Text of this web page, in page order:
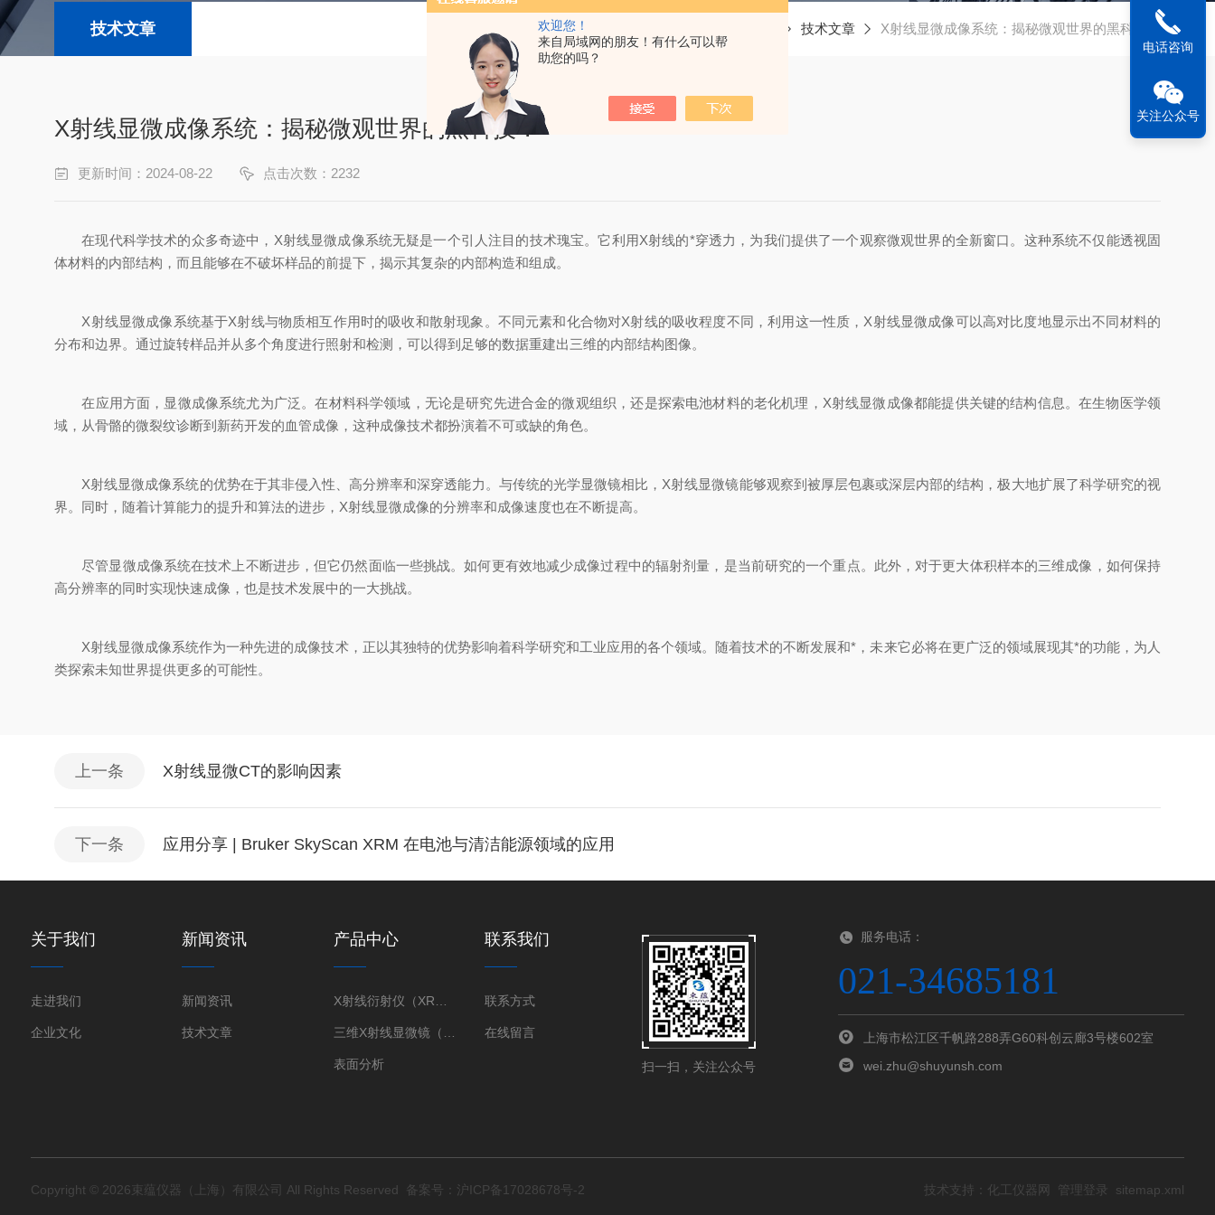
欢迎您！
来自局域网的朋友！有什么可以帮
助您的吗？
技术文章 技术文章 X射线显微成像系统：揭秘微观世界的黑科技？
X射线显微成像系统：揭秘微观世界的黑科技？
更新时间：2024-08-22 点击次数：2232
在现代科学技术的众多奇迹中，X射线显微成像系统无疑是一个引人注目的技术瑰宝。它利用X射线的*穿透力，为我们提供了一个观察微观世界的全新窗口。这种系统不仅能透视固
体材料的内部结构，而且能够在不破坏样品的前提下，揭示其复杂的内部构造和组成。
X射线显微成像系统基于X射线与物质相互作用时的吸收和散射现象。不同元素和化合物对X射线的吸收程度不同，利用这一性质，X射线显微成像可以高对比度地显示出不同材料的
分布和边界。通过旋转样品并从多个角度进行照射和检测，可以得到足够的数据重建出三维的内部结构图像。
在应用方面，显微成像系统尤为广泛。在材料科学领域，无论是研究先进合金的微观组织，还是探索电池材料的老化机理，X射线显微成像都能提供关键的结构信息。在生物医学领
域，从骨骼的微裂纹诊断到新药开发的血管成像，这种成像技术都扮演着不可或缺的角色。
X射线显微成像系统的优势在于其非侵入性、高分辨率和深穿透能力。与传统的光学显微镜相比，X射线显微镜能够观察到被厚层包裹或深层内部的结构，极大地扩展了科学研究的视
界。同时，随着计算能力的提升和算法的进步，X射线显微成像的分辨率和成像速度也在不断提高。
尽管显微成像系统在技术上不断进步，但它仍然面临一些挑战。如何更有效地减少成像过程中的辐射剂量，是当前研究的一个重点。此外，对于更大体积样本的三维成像，如何保持
高分辨率的同时实现快速成像，也是技术发展中的一大挑战。
X射线显微成像系统作为一种先进的成像技术，正以其独特的优势影响着科学研究和工业应用的各个领域。随着技术的不断发展和*，未来它必将在更广泛的领域展现其*的功能，为人
类探索未知世界提供更多的可能性。
上一条 X射线显微CT的影响因素
下一条 应用分享 | Bruker SkyScan XRM 在电池与清洁能源领域的应用
关于我们
走进我们
企业文化
新闻资讯
新闻资讯
技术文章
产品中心
表面分析
联系我们
联系方式
在线留言
扫一扫，关注公众号
服务电话：
021-34685181
上海市松江区千帆路288弄G60科创云廊3号楼602室
wei.zhu@shuyunsh.com
Copyright © 2026束蕴仪器（上海）有限公司 All Rights Reserved 备案号：沪ICP备17028678号-2 技术支持： 化工仪器网 管理登录 sitemap.xml
电话咨询
关注公众号